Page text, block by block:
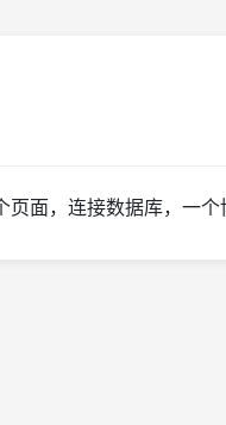
面，连接数据库，一个